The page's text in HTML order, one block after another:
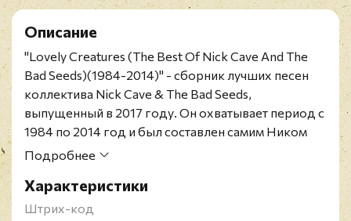
Описание
"Lovely Creatures (The Best Of Nick Cave And The
Bad Seeds)(1984-2014)" - сборник лучших песен
коллектива Nick Cave & The Bad Seeds,
выпущенный в 2017 году. Он охватывает период с
1984 по 2014 год и был составлен самим Ником
Кейвом, основателем группы Миком Харви и
десятку лучших в чартах Великобритании,
Бельгии, Австралии и Португалии.
Подробнее
Характеристики
Штрих-код